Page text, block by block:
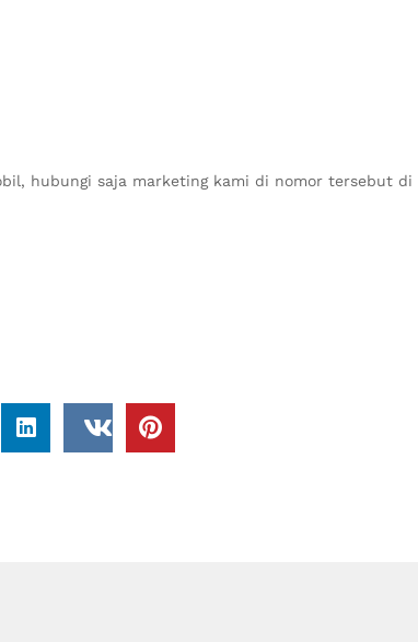
hubungi saja marketing kami di nomor tersebut di